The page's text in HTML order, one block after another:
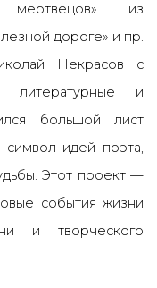
из
дороге» и пр.
Некрасов с
и
большой лист
идей поэта,
Этот проект —
события жизни
и творческого